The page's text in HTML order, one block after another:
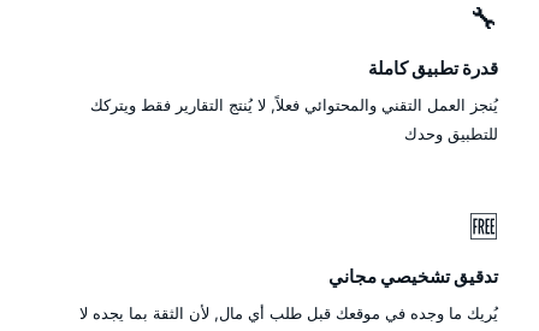
🔧
قدرة تطبيق كاملة
يُنجز العمل التقني والمحتوائي فعلاً, لا يُنتج التقارير فقط ويتركك
للتطبيق وحدك
🆓
تدقيق تشخيصي مجاني
يُريك ما وجده في موقعك قبل طلب أي مال, لأن الثقة بما يجده لا